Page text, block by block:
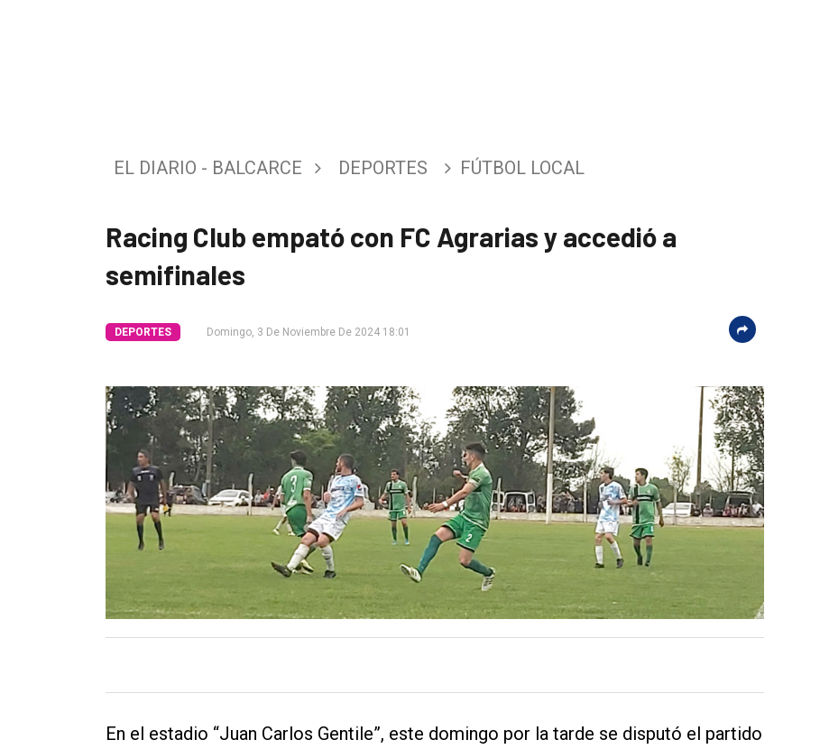
Entrevistas
Fúnebres
Empresa
Nosotros
Contacto
EL DIARIO - BALCARCE DEPORTES FÚTBOL LOCAL
Racing Club empató con FC Agrarias y accedió a
semifinales
DEPORTES Domingo, 3 De Noviembre De 2024 18:01
En el estadio “Juan Carlos Gentile”, este domingo por la tarde se disputó el partido